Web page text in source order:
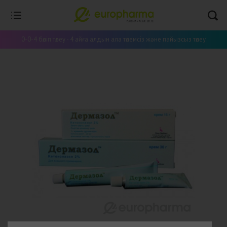
0-0-4 бөліп төлеу - 4 айға алдын ала төлемсіз және пайызсыз төлеу